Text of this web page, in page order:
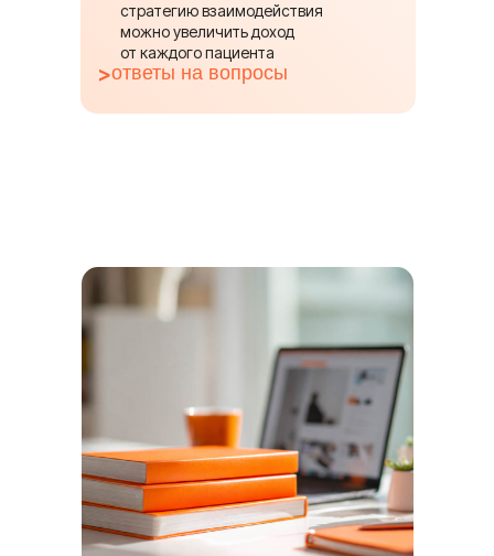
стратегию взаимодействия
можно увеличить доход
от каждого пациента
>ответы на вопросы
Борис Геберович
владелец 2 стоматологических
клиник Super Smile в СПб
4 года управляет клиниками
дистанционно из Израиля
Super Smile — № 1 по отзывам
пациентов в СПб
основатель Клуба владельцев
Спикеры